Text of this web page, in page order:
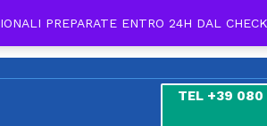
PREPARATE ENTRO 24H DAL
TEL +39